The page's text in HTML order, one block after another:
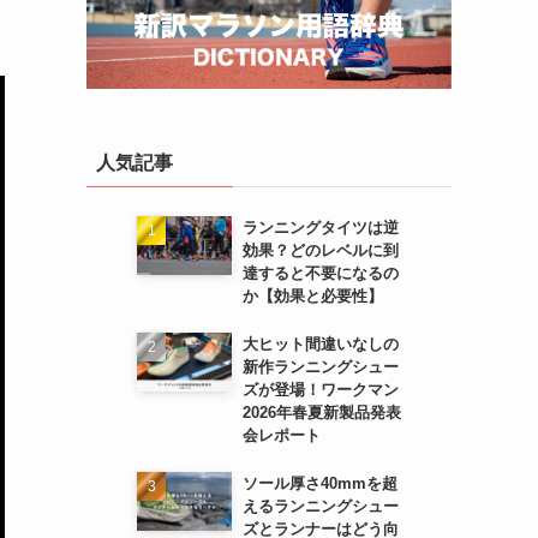
人気記事
ランニングタイツは逆
効果？どのレベルに到
達すると不要になるの
か【効果と必要性】
大ヒット間違いなしの
新作ランニングシュー
ズが登場！ワークマン
2026年春夏新製品発表
会レポート
ソール厚さ40mmを超
えるランニングシュー
ズとランナーはどう向